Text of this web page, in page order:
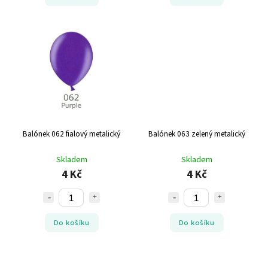
Balónek 062 fialový metalický
Skladem
4 Kč
Do košíku
Balónek 063 zelený metalický
Skladem
4 Kč
Do košíku